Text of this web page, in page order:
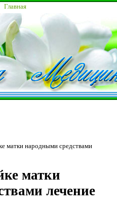
Главная
матки народными средствами
матки
лечение